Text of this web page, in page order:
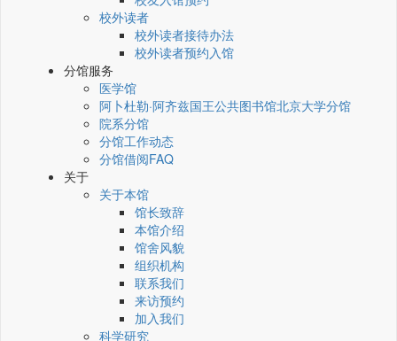
校外读者
校外读者接待办法
校外读者预约入馆
分馆服务
医学馆
阿卜杜勒·阿齐兹国王公共图书馆北京大学分馆
院系分馆
分馆工作动态
分馆借阅FAQ
关于
关于本馆
馆长致辞
本馆介绍
馆舍风貌
组织机构
联系我们
来访预约
加入我们
科学研究